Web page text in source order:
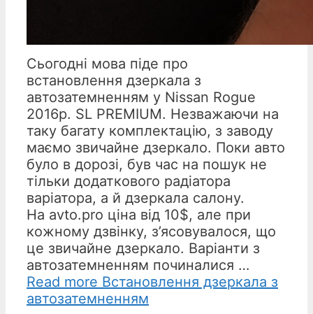
Сьогодні мова піде про
встановлення дзеркала з
автозатемненням у Nissan Rogue
2016р. SL PREMIUM. Незважаючи на
таку багату комплектацію, з заводу
маємо звичайне дзеркало. Поки авто
було в дорозі, був час на пошук не
тільки додаткового радіатора
варіатора, а й дзеркала салону.
На avto.pro ціна від 10$, але при
кожному дзвінку, з’ясовувалося, що
це звичайне дзеркало. Варіанти з
автозатемненням починалися …
Read more Встановлення дзеркала з
автозатемненням